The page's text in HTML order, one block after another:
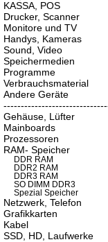
KASSA, POS
Drucker, Scanner
Monitore und TV
Handys, Kameras
Sound, Video
Speichermedien
Programme
Verbrauchsmaterial
Andere Geräte
Gehäuse, Lüfter
Mainboards
Prozessoren
RAM- Speicher
DDR RAM
DDR2 RAM
DDR3 RAM
SO DIMM DDR3
Spezial Speicher
Netzwerk, Telefon
Grafikkarten
Kabel
SSD, HD, Laufwerke